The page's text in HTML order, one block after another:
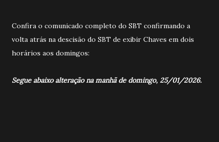
Confira o comunicado completo do SBT confirmando a
volta atrás na descisão do SBT de exibir Chaves em dois
horários aos domingos:
Segue abaixo alteração na manhã de domingo, 25/01/2026.